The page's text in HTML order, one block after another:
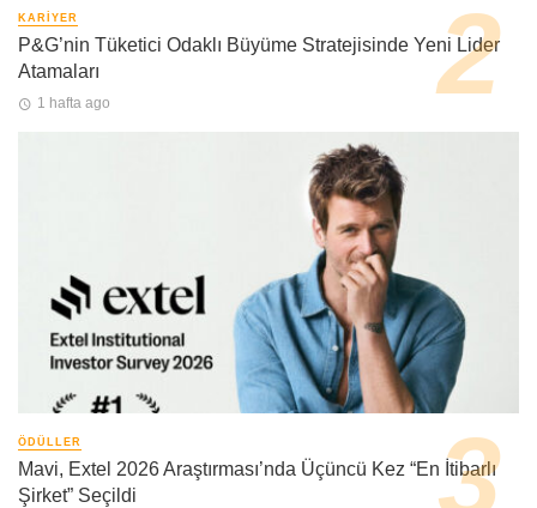
KARIYER
P&G’nin Tüketici Odaklı Büyüme Stratejisinde Yeni Lider
Atamaları
1 hafta ago
ÖDÜLLER
Mavi, Extel 2026 Araştırması’nda Üçüncü Kez “En İtibarlı
Şirket” Seçildi